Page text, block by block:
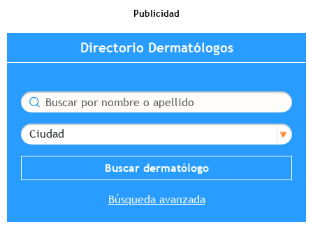
Publicidad
Directorio Dermatólogos
Buscar
Ciudad
Búsqueda avanzada